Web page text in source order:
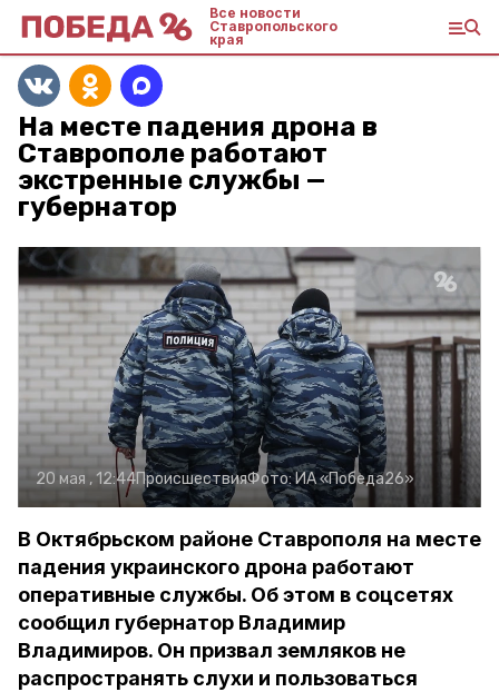
Все новости
Ставропольского
края
На месте падения дрона в
Ставрополе работают
экстренные службы —
губернатор
20 мая , 12:44ПроисшествияФото:ИА «Победа26»
В Октябрьском районе Ставрополя на месте
падения украинского дрона работают
оперативные службы. Об этом в соцсетях
сообщил губернатор Владимир
Владимиров. Он призвал земляков не
распространять слухи и пользоваться